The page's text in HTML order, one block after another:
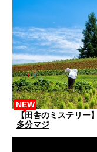
【田舎のミステリー
多分マジ
NEW